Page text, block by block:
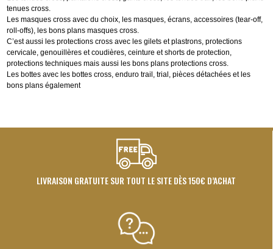
tenues cross.
Les masques cross avec du choix, les masques, écrans, accessoires (tear-off,
roll-offs), les bons plans masques cross.
C’est aussi les protections cross avec les gilets et plastrons, protections
cervicale, genouillères et coudières, ceinture et shorts de protection,
protections techniques mais aussi les bons plans protections cross.
Les bottes avec les bottes cross, enduro trail, trial, pièces détachées et les
bons plans également
LIVRAISON GRATUITE SUR TOUT LE SITE DÈS 150€ D’ACHAT